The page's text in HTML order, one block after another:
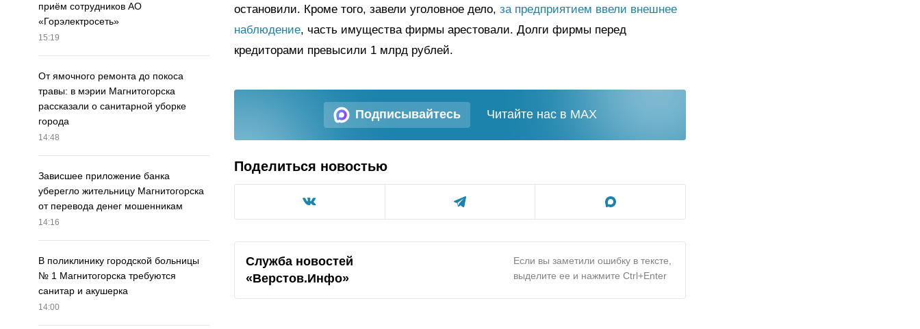
приём сотрудников АО
«Горэлектросеть»
15:19
От ямочного ремонта до покоса
травы: в мэрии Магнитогорска
рассказали о санитарной уборке
города
14:48
Зависшее приложение банка
уберегло жительницу Магнитогорска
от перевода денег мошенникам
14:16
В поликлинику городской больницы
№ 1 Магнитогорска требуются
санитар и акушерка
14:00
остановили. Кроме того, завели уголовное дело, за предприятием ввели внешнее
наблюдение, часть имущества фирмы арестовали. Долги фирмы перед
кредиторами превысили 1 млрд рублей.
Подписывайтесь Читайте нас в MAX
Поделиться новостью
Служба новостей
«Верстов.Инфо»
Если вы заметили ошибку в тексте,
выделите ее и нажмите Ctrl+Enter